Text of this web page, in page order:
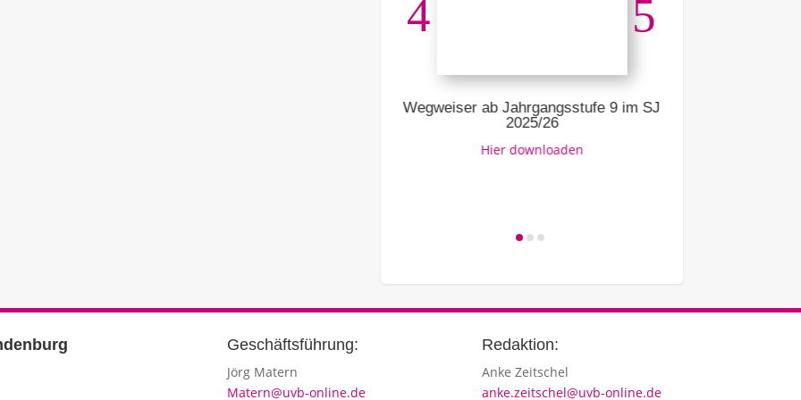
Wegweiser ab Jahrgangsstufe 9 im SJ
2025/26
Hier downloaden
Geschäftsführung:
Jörg Matern
Matern@uvb-online.de
Redaktion:
Anke Zeitschel
anke.zeitschel@uvb-online.de